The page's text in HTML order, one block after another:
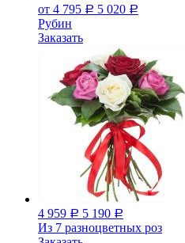
от 4 795 Р 5 020 Р
Рубин
Заказать
4 959 Р 5 190 Р
Из 7 разноцветных роз